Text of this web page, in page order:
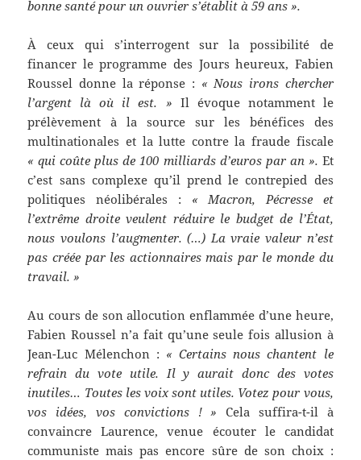
bonne santé pour un ouvrier s’établit à 59 ans ».
À ceux qui s’interrogent sur la possibilité de
financer le programme des Jours heureux, Fabien
Roussel donne la réponse : « Nous irons chercher
l’argent là où il est. » Il évoque notamment le
prélèvement à la source sur les bénéfices des
multinationales et la lutte contre la fraude fiscale
« qui coûte plus de 100 milliards d’euros par an ». Et
c’est sans complexe qu’il prend le contrepied des
politiques néolibérales : « Macron, Pécresse et
l’extrême droite veulent réduire le budget de l’État,
nous voulons l’augmenter. (…) La vraie valeur n’est
pas créée par les actionnaires mais par le monde du
travail. »
Au cours de son allocution enflammée d’une heure,
Fabien Roussel n’a fait qu’une seule fois allusion à
Jean-Luc Mélenchon : « Certains nous chantent le
refrain du vote utile. Il y aurait donc des votes
inutiles… Toutes les voix sont utiles. Votez pour vous,
vos idées, vos convictions ! » Cela suffira-t-il à
convaincre Laurence, venue écouter le candidat
communiste mais pas encore sûre de son choix :